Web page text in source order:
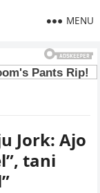
MENU
Jork: Ajo
tani